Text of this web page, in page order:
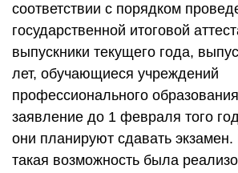
соответствии с порядком
государственной итоговой
выпускники текущего года,
лет, обучающиеся учреждений
профессионального
заявление до 1 февраля того
они планируют сдавать экзамен.
такая возможность была